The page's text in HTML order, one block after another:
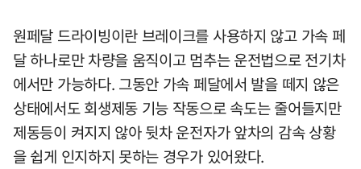
원페달 드라이빙이란 브레이크를 사용하지 않고 가속 페
달 하나로만 차량을 움직이고 멈추는 운전법으로 전기차
에서만 가능하다. 그동안 가속 페달에서 발을 떼지 않은
상태에서도 회생제동 기능 작동으로 속도는 줄어들지만
제동등이 켜지지 않아 뒷차 운전자가 앞차의 감속 상황
을 쉽게 인지하지 못하는 경우가 있어왔다.